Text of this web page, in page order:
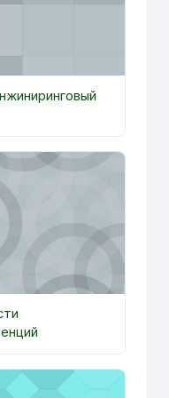
(педагогическое